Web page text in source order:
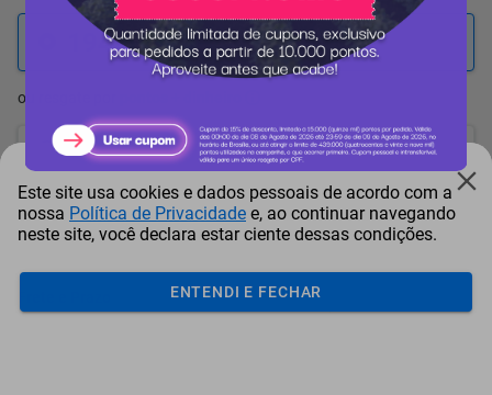
194.693 pontos
ou resgate por
175.224 pontos + R$ 895,57
165.490 pontos + R$ 1.343,34
155.755 pontos + R$ 1.791,15
Este site usa cookies e dados pessoais de acordo com a
nossa Política de Privacidade e, ao continuar navegando
neste site, você declara estar ciente dessas condições.
ENTENDI E FECHAR